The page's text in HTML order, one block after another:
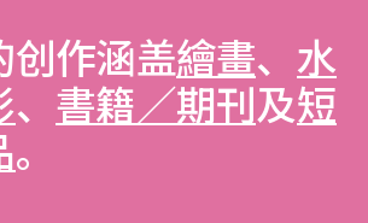
创作涵盖繪畫、 水
、 書籍／期刊及短
。